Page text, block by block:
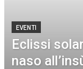
EVENTI
Eclissi
naso